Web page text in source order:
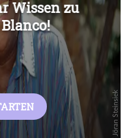
Überspringen